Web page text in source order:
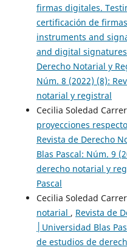
firmas digitales.
certificación de
instruments and
and digital
Derecho Notarial y
Núm. 8 (2022) (8):
notarial y registral
Cecilia Soledad
proyecciones
Revista de Derecho
Blas Pascal: Núm. 9
derecho notarial y
Pascal
Cecilia Soledad
notarial , Revista de
│Universidad Blas
de estudios de